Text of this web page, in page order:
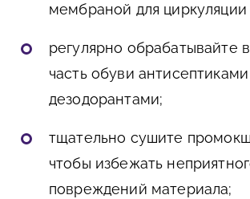
мембраной для циркуляции
регулярно обрабатывайте
часть обуви
дезодорантами;
тщательно сушите
чтобы избежать
повреждений материала;